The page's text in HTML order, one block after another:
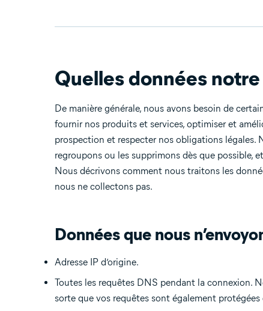
Quelles données
De manière générale, nous avons besoin de
fournir nos produits et services, optimiser et
prospection et respecter nos obligations légales.
regroupons ou les supprimons dès que possible,
Nous décrivons comment nous traitons les
nous ne collectons pas.
Données que nous
Adresse IP d’origine.
Toutes les requêtes DNS pendant la connexion.
sorte que vos requêtes sont également protégées